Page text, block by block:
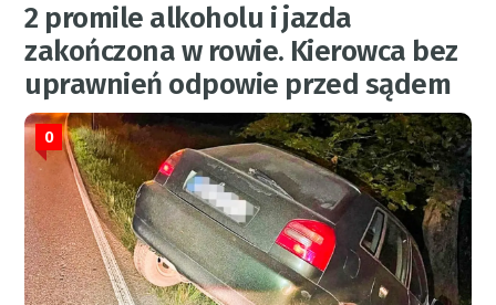
2 promile alkoholu i jazda
zakończona w rowie. Kierowca bez
uprawnień odpowie przed sądem
0